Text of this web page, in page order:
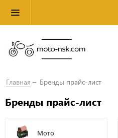
Главная Бренды прайс-лист
Бренды прайс-лист
Мото